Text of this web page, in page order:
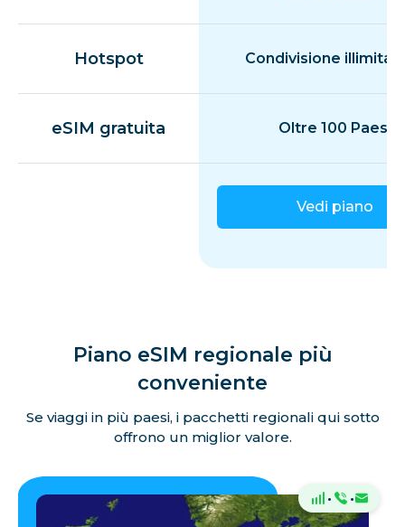
Hotspot Condivisione
eSIM gratuita Oltre 100 Paesi
Vedi piano
Piano eSIM regionale più
conveniente
Se viaggi in più paesi, i pacchetti regionali qui sotto
offrono un miglior valore.
· ·